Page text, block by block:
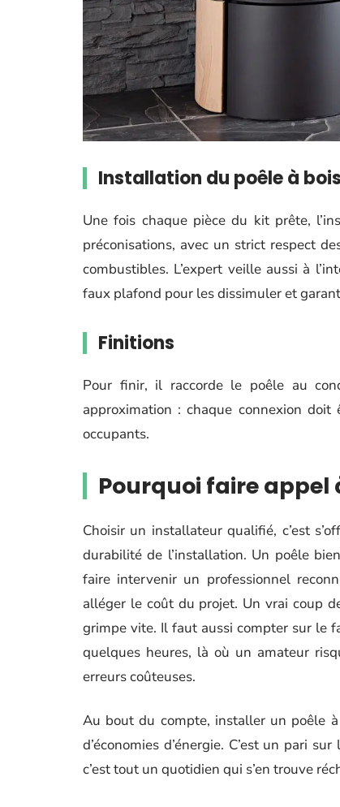
Installation du poêle à bois
Une fois chaque pièce du kit prête,
préconisations, avec un strict respect
combustibles. L’expert veille aussi à
faux plafond pour les dissimuler et
Finitions
Pour finir, il raccorde le poêle au
approximation : chaque connexion
occupants.
Pourquoi faire appel
Choisir un installateur qualifié, c’est
durabilité de l’installation. Un poêle
faire intervenir un professionnel
alléger le coût du projet. Un vrai coup
grimpe vite. Il faut aussi compter sur le
quelques heures, là où un amateur
erreurs coûteuses.
Au bout du compte, installer un poêle
d’économies d’énergie. C’est un pari
c’est tout un quotidien qui s’en trouve